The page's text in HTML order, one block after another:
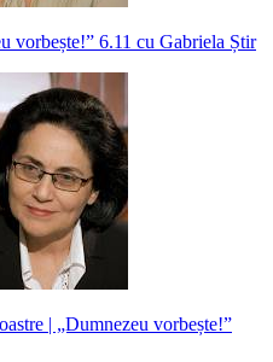
vorbește!” 6.11 cu Gabriela Știr
| „Dumnezeu vorbește!”